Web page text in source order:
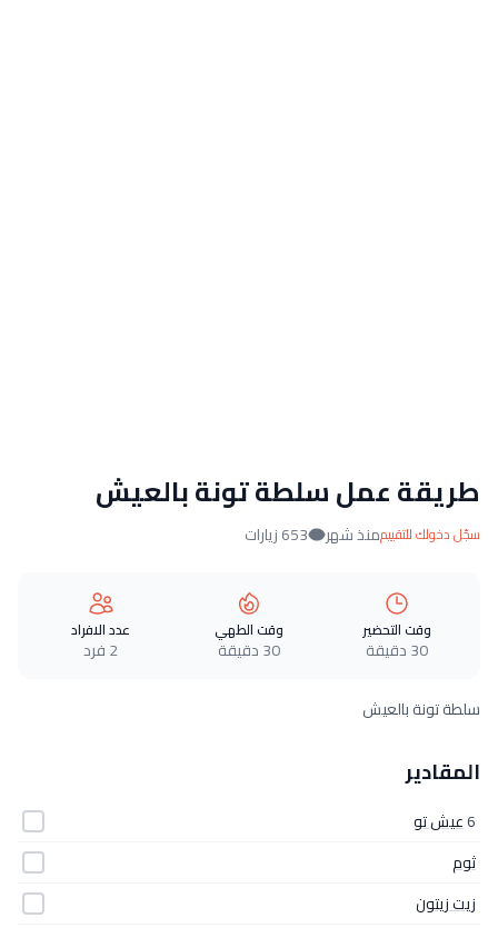
طريقة عمل سلطة تونة بالعيش
سجّل دخولك للتقييممنذ شهر 653 زيارات
وقت التحضير
30 دقيقة
وقت الطهي
30 دقيقة
عدد الافراد
2 فرد
سلطة تونة بالعيش
المقادير
6عيش تو
ثوم
زيت زيتون